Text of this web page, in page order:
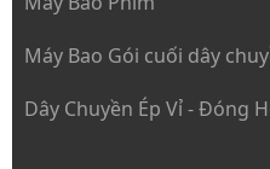
Máy Bao Gói cuối dây
Dây Chuyền Ép Vỉ - Đóng